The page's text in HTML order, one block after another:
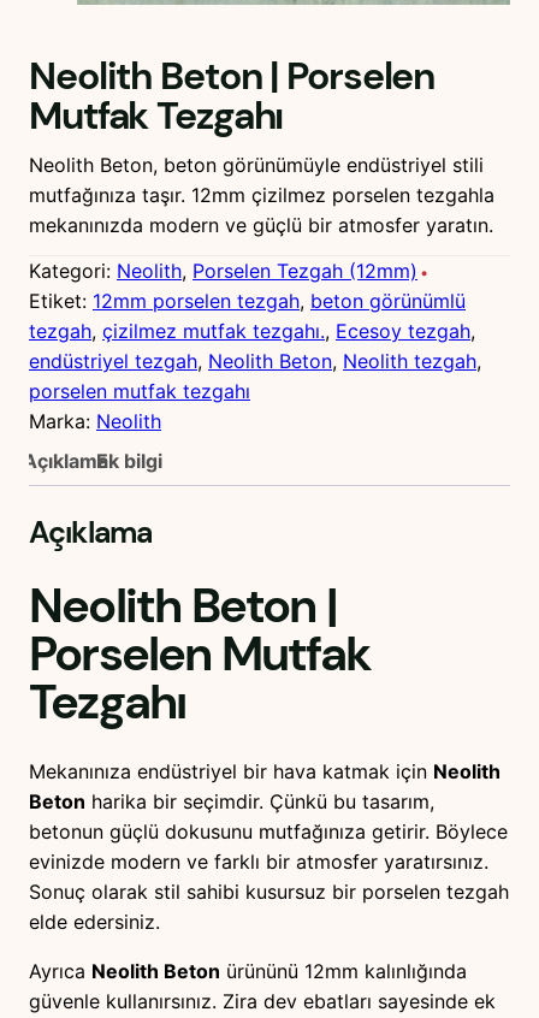
Neolith Beton | Porselen
Mutfak Tezgahı
Neolith Beton, beton görünümüyle endüstriyel stili
mutfağınıza taşır. 12mm çizilmez porselen tezgahla
mekanınızda modern ve güçlü bir atmosfer yaratın.
Kategori: Neolith, Porselen Tezgah (12mm)
Etiket: 12mm porselen tezgah, beton görünümlü
tezgah, çizilmez mutfak tezgahı., Ecesoy tezgah
endüstriyel tezgah, Neolith Beton, Neolith tezgah
porselen mutfak tezgahı
Marka: Neolith
AçıklamaEk bilgi
Açıklama
Neolith Beton |
Porselen Mutfak
Tezgahı
Mekanınıza endüstriyel bir hava katmak için Neolith
Beton harika bir seçimdir. Çünkü bu tasarım,
betonun güçlü dokusunu mutfağınıza getirir. Böylece
evinizde modern ve farklı bir atmosfer yaratırsınız.
Sonuç olarak stil sahibi kusursuz bir porselen tezgah
elde edersiniz.
Ayrıca Neolith Beton ürününü 12mm kalınlığında
güvenle kullanırsınız. Zira dev ebatları sayesinde ek